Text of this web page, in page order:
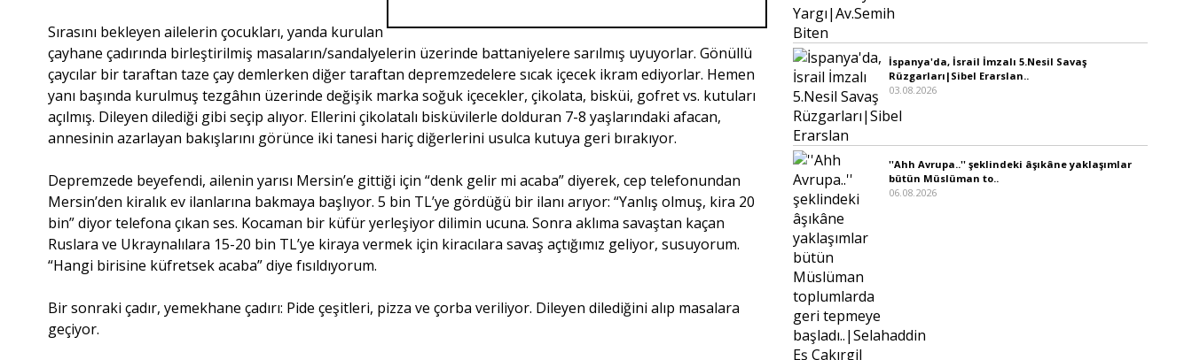
Sırasını bekleyen ailelerin çocukları, yanda kurulan
çayhane çadırında birleştirilmiş masaların/sandalyelerin üzerinde battaniyelere sarılmış uyuyorlar. Gönüllü
çaycılar bir taraftan taze çay demlerken diğer taraftan depremzedelere sıcak içecek ikram ediyorlar. Hemen
yanı başında kurulmuş tezgâhın üzerinde değişik marka soğuk içecekler, çikolata, bisküi, gofret vs. kutuları
açılmış. Dileyen dilediği gibi seçip alıyor. Ellerini çikolatalı bisküvilerle dolduran 7-8 yaşlarındaki afacan,
annesinin azarlayan bakışlarını görünce iki tanesi hariç diğerlerini usulca kutuya geri bırakıyor.
Depremzede beyefendi, ailenin yarısı Mersin’e gittiği için “denk gelir mi acaba” diyerek, cep telefonundan
Mersin’den kiralık ev ilanlarına bakmaya başlıyor. 5 bin TL’ye gördüğü bir ilanı arıyor: “Yanlış olmuş, kira 20
bin” diyor telefona çıkan ses. Kocaman bir küfür yerleşiyor dilimin ucuna. Sonra aklıma savaştan kaçan
Ruslara ve Ukraynalılara 15-20 bin TL’ye kiraya vermek için kiracılara savaş açtığımız geliyor, susuyorum.
“Hangi birisine küfretsek acaba” diye fısıldıyorum.
Bir sonraki çadır, yemekhane çadırı: Pide çeşitleri, pizza ve çorba veriliyor. Dileyen dilediğini alıp masalara
geçiyor.
İspanya'da, İsrail İmzalı 5.Nesil Savaş
Rüzgarları|Sibel Erarslan..
03.08.2026
''Ahh Avrupa..'' şeklindeki âşıkâne yaklaşımlar
bütün Müslüman to..
06.08.2026